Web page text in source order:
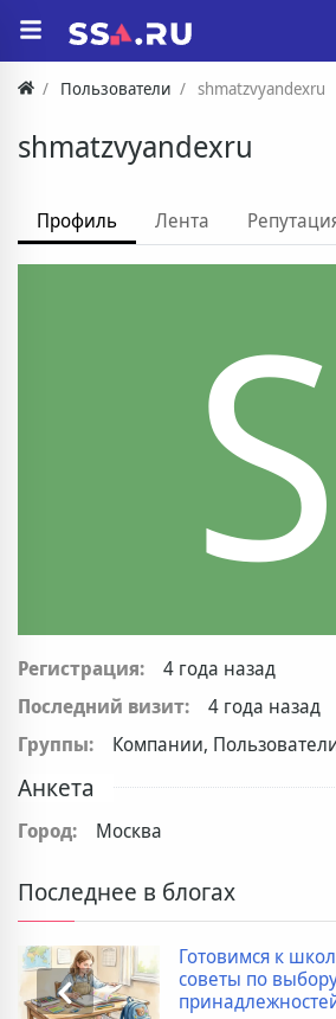
Пользователи shmatzvyandexru
shmatzvyandexru
Профиль Лента
S
Регистрация:
4 года назад
Последний визит:
4 года назад
Группы:
Компании,
Анкета
Город: Москва
Последнее в блогах
Готовимся к
советы по